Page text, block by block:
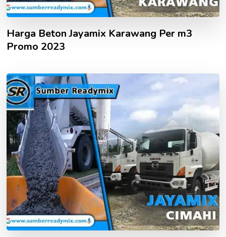
Harga Beton Jayamix Karawang Per m3
Promo 2023